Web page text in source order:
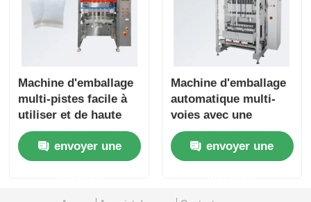
Machine d'emballage
multi-pistes facile à
utiliser et de haute
précision avec
emballage de poudre
multi-rangées à
envoyer une
Machine d'emballage
automatique multi-
voies avec une
vitesse de 30-50
sachets/min/voie,
économie d'énergie et
l'emballage de
envoyer une